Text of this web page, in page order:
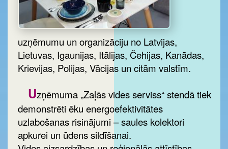
uzņēmumu un organizāciju no Latvijas,
Lietuvas, Igaunijas, Itālijas, Čehijas, Kanādas,
Krievijas, Polijas, Vācijas un citām valstīm.
Uzņēmuma „Zaļās vides serviss“ stendā tiek
demonstrēti ēku energoefektivitātes
uzlabošanas risinājumi – saules kolektori
apkurei un ūdens sildīšanai.